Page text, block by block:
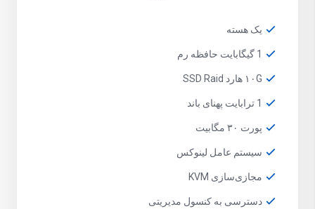
یک هسته
1 گیگابایت حافظه رم
۱۰G هارد SSD Raid
1 ترابایت پهنای باند
پورت ۳۰ مگابیت
سیستم عامل لینوکس
مجازی‌سازی KVM
دسترسی به کنسول مدیریتی